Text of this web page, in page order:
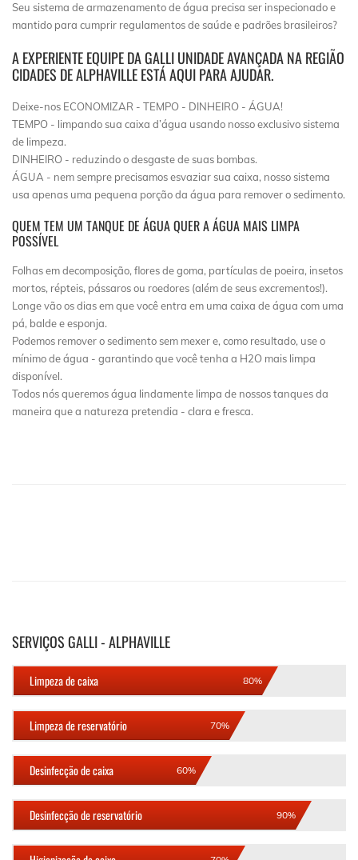
Seu sistema de armazenamento de água precisa ser inspecionado e
mantido para cumprir regulamentos de saúde e padrões brasileiros?
A EXPERIENTE EQUIPE DA GALLI UNIDADE AVANÇADA NA REGIÃO
CIDADES DE ALPHAVILLE ESTÁ AQUI PARA AJUDAR.
Deixe-nos ECONOMIZAR - TEMPO - DINHEIRO - ÁGUA!
TEMPO - limpando sua caixa d’água usando nosso exclusivo sistema
de limpeza.
DINHEIRO - reduzindo o desgaste de suas bombas.
ÁGUA - nem sempre precisamos esvaziar sua caixa, nosso sistema
usa apenas uma pequena porção da água para remover o sedimento.
QUEM TEM UM TANQUE DE ÁGUA QUER A ÁGUA MAIS LIMPA
POSSÍVEL
Folhas em decomposição, flores de goma, partículas de poeira, insetos
mortos, répteis, pássaros ou roedores (além de seus excrementos!).
Longe vão os dias em que você entra em uma caixa de água com uma
pá, balde e esponja.
Podemos remover o sedimento sem mexer e, como resultado, use o
mínimo de água - garantindo que você tenha a H2O mais limpa
disponível.
Todos nós queremos água lindamente limpa de nossos tanques da
maneira que a natureza pretendia - clara e fresca.
SERVIÇOS GALLI - ALPHAVILLE
Limpeza de caixa 80%
Limpeza de reservatório 70%
Desinfecção de caixa 60%
Desinfecção de reservatório 90%